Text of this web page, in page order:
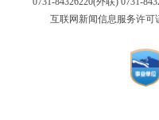
互联网新闻信息服务许可